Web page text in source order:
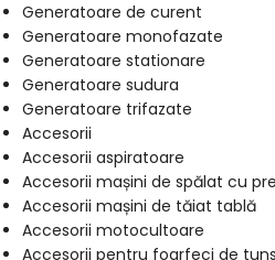
Generatoare de curent
Generatoare monofazate
Generatoare stationare
Generatoare sudura
Generatoare trifazate
Accesorii
Accesorii aspiratoare
Accesorii mașini de spălat cu
Accesorii mașini de tăiat tablă
Accesorii motocultoare
Accesorii pentru foarfeci de